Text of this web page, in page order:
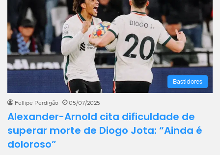
Bastidores
Fellipe Perdigão 05/07/2025
Alexander-Arnold cita dificuldade de
superar morte de Diogo Jota: “Ainda é
doloroso”